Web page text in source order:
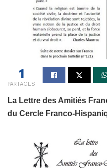
1
PARTAGES
La Lettre des Amitiés
du Cercle Franco-